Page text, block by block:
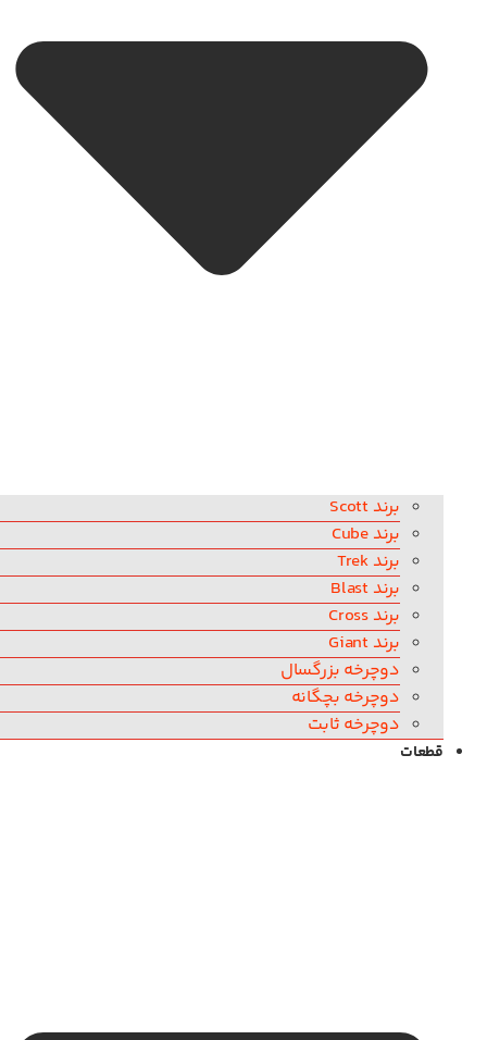
برند Scott
برند Cube
برند Trek
برند Blast
برند Cross
برند Giant
دوچرخه بزرگسال
دوچرخه بچگانه
دوچرخه ثابت
قطعات